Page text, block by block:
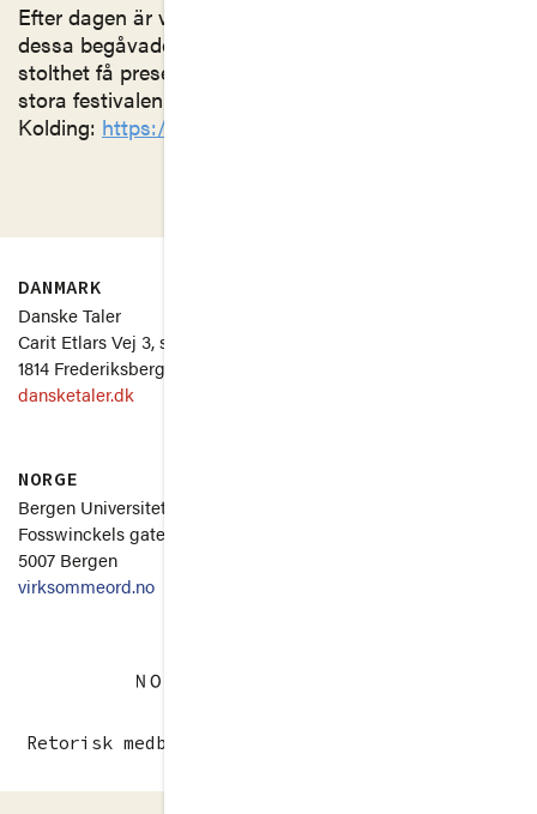
Efter dagen är vi i projektet mycket imponerade över
dessa begåvade ungdomar. Vi längtar efter att med
stolthet få presentera några av ungdomarna på den
stora festivalen i
Kolding: https://www.facebook.com/events/
DANMARK
Danske Taler
Carit Etlars Vej 3, st.
1814 Frederiksberg C
dansketaler.dk
NORGE
Bergen Universitet
Fosswinckels gate 6
5007 Bergen
virksommeord.no
Retorisk medborgerskab før, nu og i fremtiden